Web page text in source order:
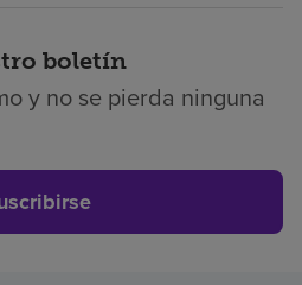
boletín
y no se pierda ninguna